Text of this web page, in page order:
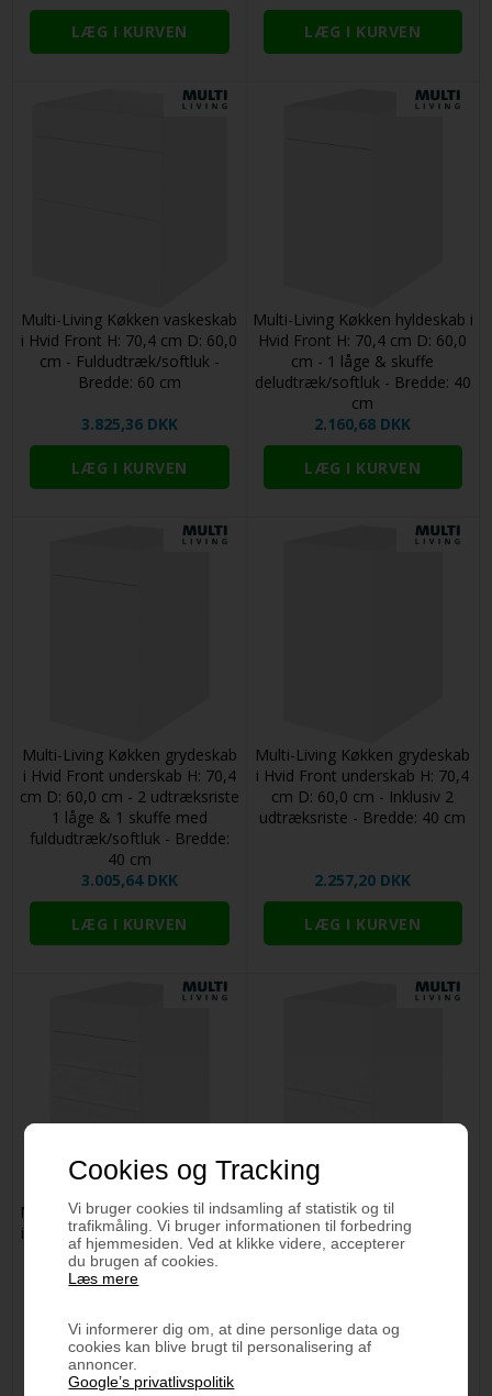
Cookies og Tracking
Vi bruger cookies til indsamling af statistik og til
trafikmåling. Vi bruger informationen til forbedring
af hjemmesiden. Ved at klikke videre, accepterer
du brugen af cookies.
Læs mere
Vi informerer dig om, at dine personlige data og
cookies kan blive brugt til personalisering af
annoncer.
Google’s privatlivspolitik
Multi-Living Køkken vaskeskab
i Hvid Front H: 70,4 cm D: 60,0
cm - Fuldudtræk/softluk -
Bredde: 60 cm
3.825,36 DKK
Multi-Living Køkken hyldeskab i
Hvid Front H: 70,4 cm D: 60,0
cm - 1 låge & skuffe
deludtræk/softluk - Bredde: 40
cm
2.160,68 DKK
Multi-Living Køkken grydeskab
i Hvid Front underskab H: 70,4
cm D: 60,0 cm - 2 udtræksriste
1 låge & 1 skuffe med
fuldudtræk/softluk - Bredde:
40 cm
3.005,64 DKK
Multi-Living Køkken grydeskab
i Hvid Front underskab H: 70,4
cm D: 60,0 cm - Inklusiv 2
udtræksriste - Bredde: 40 cm
2.257,20 DKK
Multi-Living Køkken skuffeskab
i Hvid Front H: 70,4 cm D: 60,0
cm - 4 skuffer
fuldtudtræk/softluk - Bredde:
Multi-Living 2 skuffelook -
Grydeskab 40 cm med 2
gryderiste og låge